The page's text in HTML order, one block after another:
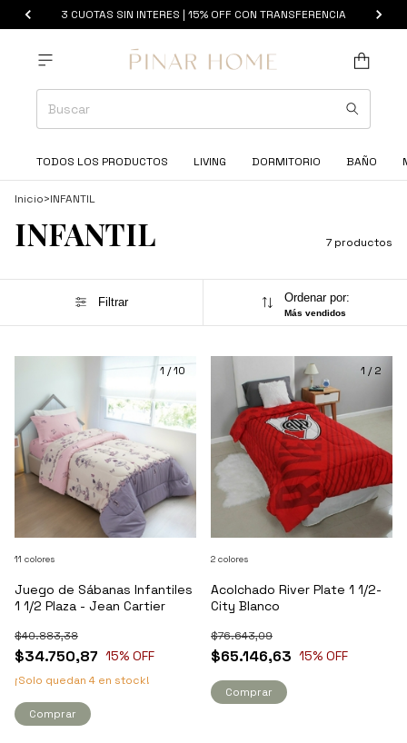
3 CUOTAS SIN INTERES | 15% OFF CON TRANSFERENCIA
TODOS LOS PRODUCTOS LIVING DORMITORIO BAÑO
Inicio>INFANTIL
INFANTIL 7 productos
Filtrar Ordenar por:
Más vendidos
1 /10
Juego de Sábanas Infantiles
1 1/2 Plaza - Jean Cartier
$34.750,87
$40.883,38
15% OFF
¡Solo quedan 4 en stock!
11 colores
Comprar
1 /2
Acolchado River Plate 1 1/2-
City Blanco
$65.146,63
$76.643,09
15% OFF
2 colores
Comprar